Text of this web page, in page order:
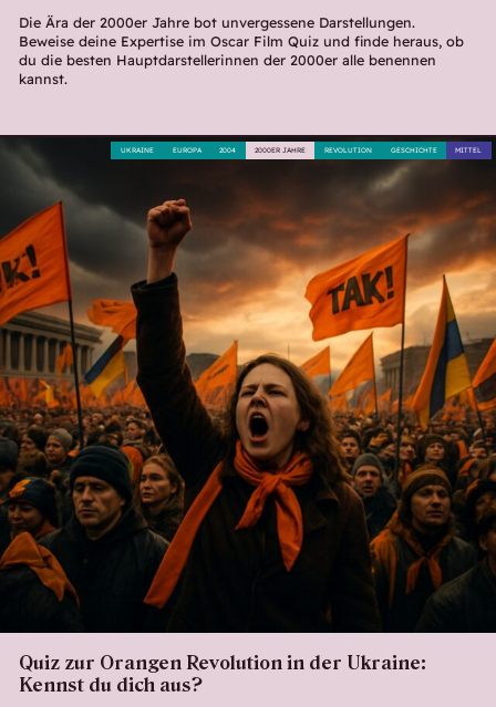
Die Ära der 2000er Jahre bot unvergessene Darstellungen.
Beweise deine Expertise im Oscar Film Quiz und finde heraus, ob
du die besten Hauptdarstellerinnen der 2000er alle benennen
kannst.
Quiz zur Orangen Revolution in der Ukraine:
Kennst du dich aus?
MITTEL
GESCHICHTE
REVOLUTION
2000ER JAHRE
2004
EUROPA
UKRAINE